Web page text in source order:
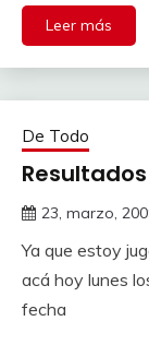
Leer más
De Todo
23, marzo,
Ya que estoy
acá hoy lunes
fecha